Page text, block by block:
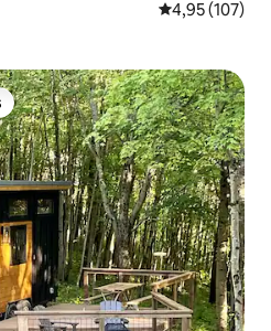
4,95 de uma
4,95 (107)
dos hóspedes